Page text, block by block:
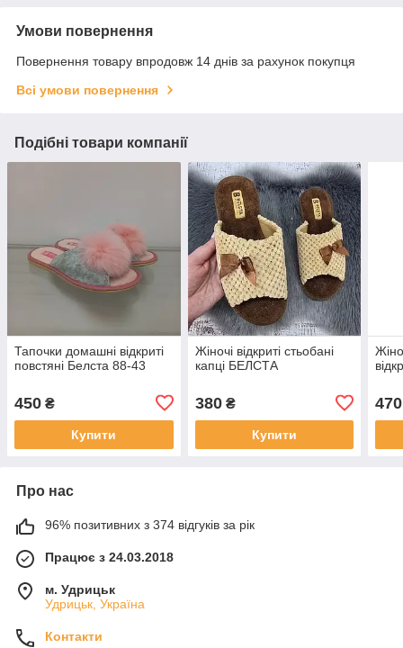
Умови повернення
Повернення товару впродовж 14 днів за рахунок покупця
Всі умови повернення
Подібні товари компанії
Тапочки домашні відкриті
повстяні Белста 88-43
450 ₴
Купити
Жіночі відкриті стьобані
капці БЕЛСТА
380₴
Купити
470
Про нас
96% позитивних з 374 відгуків за рік
Працює з 24.03.2018
м. Удрицьк
Удрицьк, Україна
Контакти